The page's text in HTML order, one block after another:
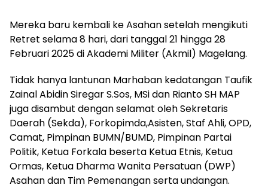
Mereka baru kembali ke Asahan setelah mengikuti
Retret selama 8 hari, dari tanggal 21 hingga 28
Februari 2025 di Akademi Militer (Akmil) Magelang.
Tidak hanya lantunan Marhaban kedatangan Taufik
Zainal Abidin Siregar S.Sos, MSi dan Rianto SH MAP
juga disambut dengan selamat oleh Sekretaris
Daerah (Sekda), Forkopimda,Asisten, Staf Ahli, OPD,
Camat, Pimpinan BUMN/BUMD, Pimpinan Partai
Politik, Ketua Forkala beserta Ketua Etnis, Ketua
Ormas, Ketua Dharma Wanita Persatuan (DWP)
Asahan dan Tim Pemenangan serta undangan.